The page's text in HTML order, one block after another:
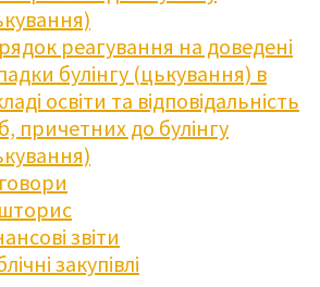
реагування на доведені
булінгу (цькування) в
освіти та відповідальність
причетних до булінгу
звіти
закупівлі